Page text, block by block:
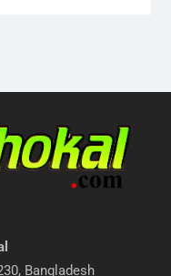
Bangladesh